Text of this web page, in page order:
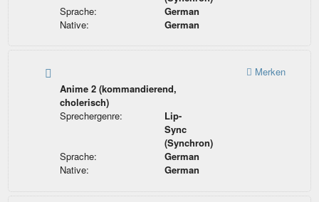
Sprache:
German
Native:
German
Anime 2 (kommandierend,
cholerisch)
Sprechergenre:
Lip-
Sync
(Synchron)
Sprache:
German
Native:
German
Merken